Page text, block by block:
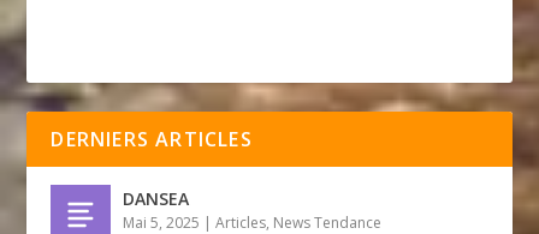
DERNIERS ARTICLES
DANSEA
Mai 5, 2025 |Articles, News Tendance